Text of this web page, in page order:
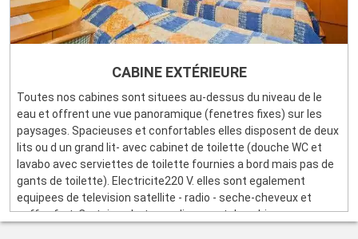
CABINE EXTÉRIEURE
Toutes nos cabines sont situees au-dessus du niveau de le
eau et offrent une vue panoramique (fenetres fixes) sur les
paysages. Spacieuses et confortables elles disposent de deux
lits ou d un grand lit- avec cabinet de toilette (douche WC et
lavabo avec serviettes de toilette fournies a bord mais pas de
gants de toilette). Electricite220 V. elles sont egalement
equipees de television satellite - radio - seche-cheveux et
coffre-fort. Certaines bateaux disposent de cabines